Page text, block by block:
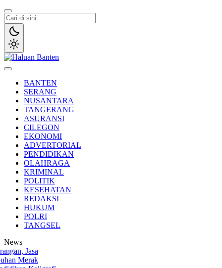
Lewati
ke
konten
BANTEN
SERANG
NUSANTARA
TANGERANG
ASURANSI
CILEGON
EKONOMI
ADVERTORIAL
PENDIDIKAN
OLAHRAGA
KRIMINAL
POLITIK
KESEHATAN
REDAKSI
HUKUM
POLRI
TANGSEL
News
Jasa
Merak